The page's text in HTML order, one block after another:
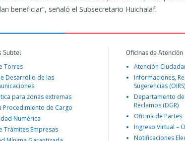
beneficiar”, señaló el Subsecretario Huichalaf.
Subtel
Torres
Desarrollo de las
para zonas extremas
Procedimiento de Cargo
Numérica
Trámites Empresas
Oficinas de Atención
Atención
Informaciones,
Sugerencias (OIRS)
Departamento
Reclamos (DGR)
Oficina de Partes
Ingreso Virtual –
Notificaciones